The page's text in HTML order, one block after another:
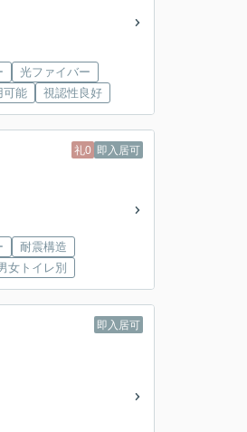
光ファイバー
可能 視認性良好
礼0 即入居可
耐震構造
女トイレ別
即入居可